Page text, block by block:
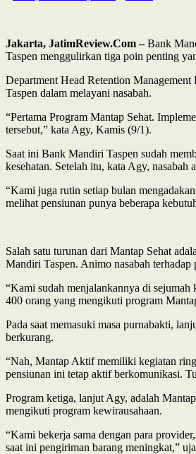
Jakarta, JatimReview.Com –Bank
Taspen menggulirkan tiga poin penting
Department Head Retention
Taspen dalam melayani nasabah.
“Pertama Program Mantap Sehat.
tersebut,” kata Agy, Kamis (9/1).
Saat ini Bank Mandiri Taspen sudah
kesehatan. Setelah itu, kata Agy, nasabah
“Kami juga rutin setiap bulan
melihat pensiunan punya beberapa
Salah satu turunan dari Mantap Sehat
Mandiri Taspen. Animo nasabah terhadap
“Kami sudah menjalankannya di sejumah
400 orang yang mengikuti program
Pada saat memasuki masa purnabakti,
berkurang.
“Nah, Mantap Aktif memiliki kegiatan
pensiunan ini tetap aktif berkomunikasi.
Program ketiga, lanjut Agy, adalah
mengikuti program kewirausahaan.
“Kami bekerja sama dengan para
saat ini pengiriman barang meningkat,”